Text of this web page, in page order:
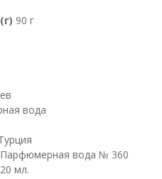
90 г
вода
вода № 360
мл.